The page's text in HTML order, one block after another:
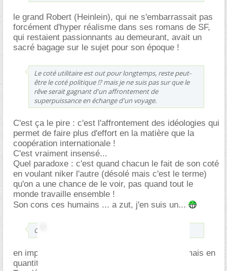
le grand Robert (Heinlein), qui ne s'embarrassait pas
forcément d'hyper réalisme dans ses romans de SF,
qui restaient passionnants au demeurant, avait un
sacré bagage sur le sujet pour son époque !
Le coté utilitaire est out pour longtemps, reste peut-
être le coté politique !? mais je ne suis pas sur que le
rêve serait gagnant d'un affrontement de
superpuissance en échange d'un voyage.
C'est ça le pire : c'est l'affrontement des idéologies qui
permet de faire plus d'effort en la matière que la
coopération internationale !
C'est vraiment insensé...
Quel paradoxe : c'est quand chacun le fait de son coté
en voulant niker l'autre (désolé mais c'est le terme)
qu'on a une chance de le voir, pas quand tout le
monde travaille ensemble !
Son cons ces humains ... a zut, j'en suis un...
C'est peut-être même "pire" que la moitié.
en impulsion, c'est un peu plus que la moitié, mais en
quantité d'ergols, c'est carrément 90%.